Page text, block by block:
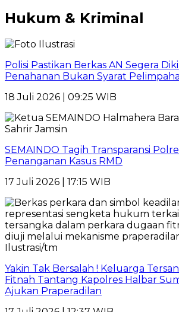
Hukum & Kriminal
Polisi Pastikan Berkas AN Segera
Penahanan Bukan Syarat
18 Juli 2026 | 09:25 WIB
SEMAINDO Tagih Transparansi
Penanganan Kasus RMD
17 Juli 2026 | 17:15 WIB
Yakin Tak Bersalah ! Keluarga
Fitnah Tantang Kapolres Halbar
Ajukan Praperadilan